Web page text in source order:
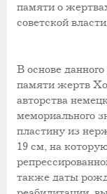
памяти о
советской
В основе
памяти жертв
авторства
мемориального
пластину из
19 см, на
также даты